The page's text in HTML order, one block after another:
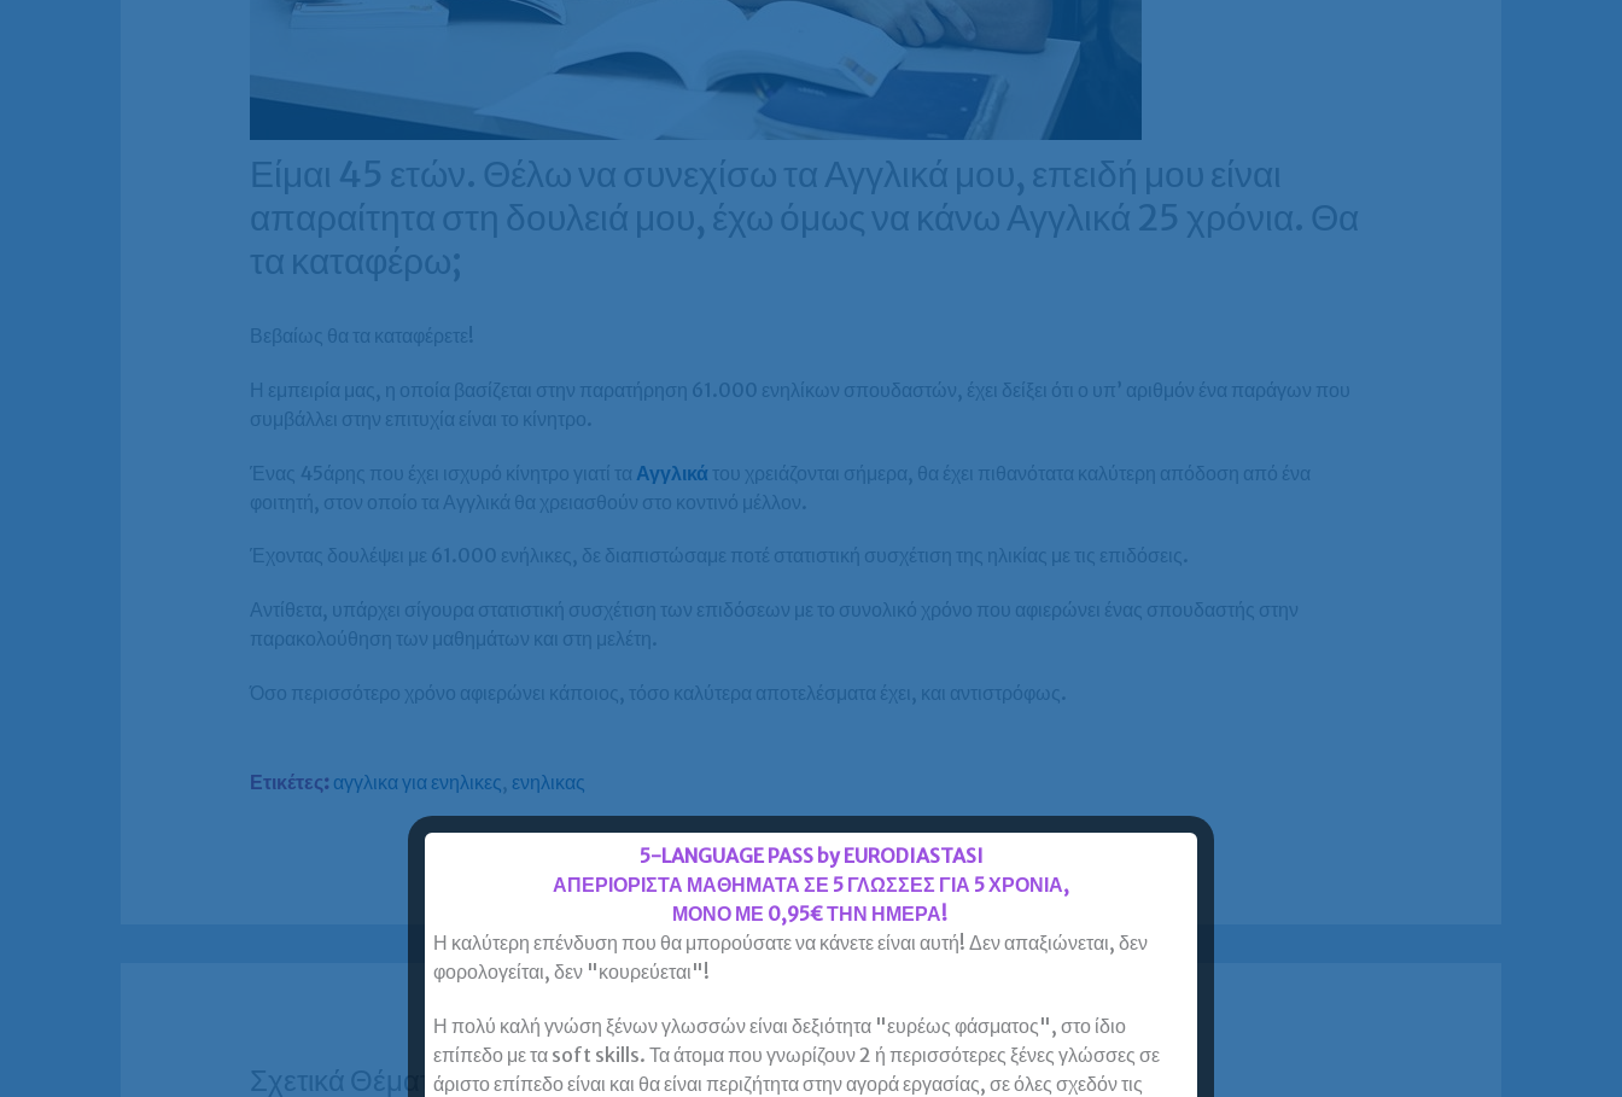
Είμαι 45 ετών. Θέλω να συνεχίσω τα Αγγλικά μου, επειδή μου είναι
απαραίτητα στη δουλειά μου, έχω όμως να κάνω Αγγλικά 25 χρόνια. Θα
τα καταφέρω;
Βεβαίως θα τα καταφέρετε!
Η εμπειρία μας, η οποία βασίζεται στην παρατήρηση 61.000 ενηλίκων σπουδαστών, έχει δείξει ότι ο υπ’ αριθμόν ένα παράγων που
συμβάλλει στην επιτυχία είναι το κίνητρο.
Ένας 45άρης που έχει ισχυρό κίνητρο γιατί τα Αγγλικά του χρειάζονται σήμερα, θα έχει πιθανότατα καλύτερη απόδοση από ένα
φοιτητή, στον οποίο τα Αγγλικά θα χρειασθούν στο κοντινό μέλλον.
Έχοντας δουλέψει με 61.000 ενήλικες, δε διαπιστώσαμε ποτέ στατιστική συσχέτιση της ηλικίας με τις επιδόσεις.
Αντίθετα, υπάρχει σίγουρα στατιστική συσχέτιση των επιδόσεων με το συνολικό χρόνο που αφιερώνει ένας σπουδαστής στην
παρακολούθηση των μαθημάτων και στη μελέτη.
Όσο περισσότερο χρόνο αφιερώνει κάποιος, τόσο καλύτερα αποτελέσματα έχει, και αντιστρόφως.
Ετικέτες: αγγλικα για ενηλικες ενηλικας
Σχετικά Θέματα
5-LANGUAGE PASS by EURODIASTASI
ΑΠΕΡΙΟΡΙΣΤΑ ΜΑΘΗΜΑΤΑ ΣΕ 5 ΓΛΩΣΣΕΣ ΓΙΑ 5 ΧΡΟΝΙΑ,
ΜΟΝΟ ΜΕ 0,95€ ΤΗΝ ΗΜΕΡΑ!
Η καλύτερη επένδυση που θα μπορούσατε να κάνετε είναι αυτή! Δεν απαξιώνεται, δεν
φορολογείται, δεν "κουρεύεται"!
Η πολύ καλή γνώση ξένων γλωσσών είναι δεξιότητα "ευρέως φάσματος", στο ίδιο
επίπεδο με τα soft skills. Τα άτομα που γνωρίζουν 2 ή περισσότερες ξένες γλώσσες σε
άριστο επίπεδο είναι και θα είναι περιζήτητα στην αγορά εργασίας, σε όλες σχεδόν τις